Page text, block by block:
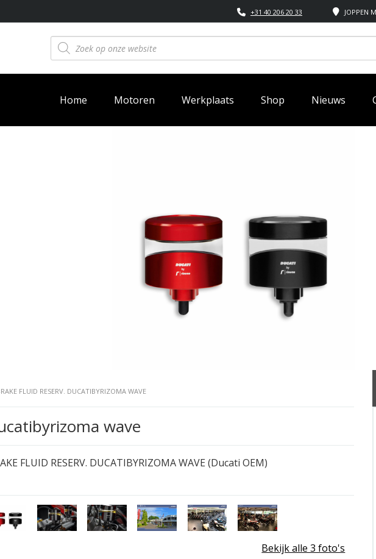
JOPPEN
+31 40 206 20 33
Producten
zoeken
Home Motoren Werkplaats Shop Nieuws
FLUID RESERV. DUCATIBYRIZOMA WAVE
wave
FLUID RESERV. DUCATIBYRIZOMA WAVE (Ducati OEM)
Bekijk alle 3 foto's